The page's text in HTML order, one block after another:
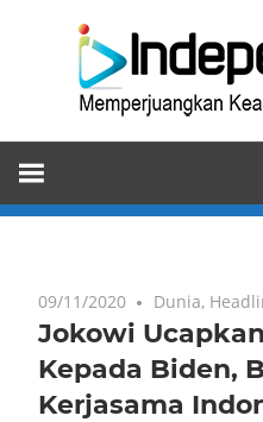
Memperjuangkan
Keadilan
dan
09/11/2020 Dunia,
Jokowi
Kepada Biden,
Kerjasama